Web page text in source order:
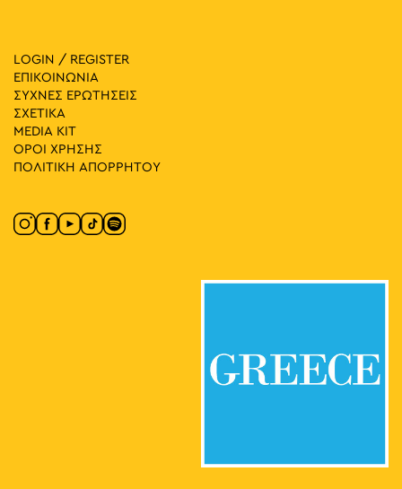
LOGIN / REGISTER
ΕΠΙΚΟΙΝΩΝΙΑ
ΣΥΧΝΕΣ ΕΡΩΤΗΣΕΙΣ
ΣΧΕΤΙΚΑ
MEDIA ΚIT
ΟΡΟΙ ΧΡΗΣΗΣ
ΠΟΛΙΤΙΚΗ ΑΠΟΡΡΗΤΟΥ